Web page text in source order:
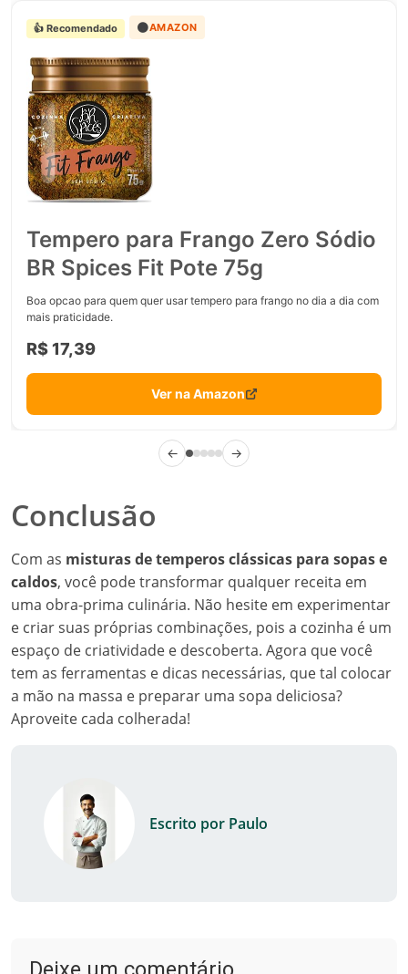
👍 Recomendado 🟠AMAZON
Tempero para Frango Zero Sódio
BR Spices Fit Pote 75g
Boa opcao para quem quer usar tempero para frango no dia a dia com
mais praticidade.
R$ 17,39
Ver na Amazon
← →
Conclusão
Com as misturas de temperos clássicas para sopas e
caldos, você pode transformar qualquer receita em
uma obra-prima culinária. Não hesite em experimentar
e criar suas próprias combinações, pois a cozinha é um
espaço de criatividade e descoberta. Agora que você
tem as ferramentas e dicas necessárias, que tal colocar
a mão na massa e preparar uma sopa deliciosa?
Aproveite cada colherada!
Escrito por Paulo